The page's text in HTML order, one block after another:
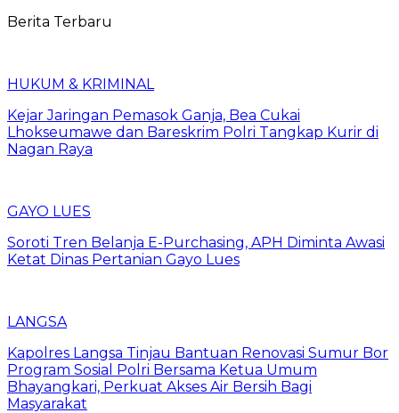
Berita Terbaru
HUKUM & KRIMINAL
Kejar Jaringan Pemasok Ganja, Bea Cukai
Lhokseumawe dan Bareskrim Polri Tangkap Kurir di
Nagan Raya
GAYO LUES
Soroti Tren Belanja E-Purchasing, APH Diminta Awasi
Ketat Dinas Pertanian Gayo Lues
LANGSA
Kapolres Langsa Tinjau Bantuan Renovasi Sumur Bor
Program Sosial Polri Bersama Ketua Umum
Bhayangkari, Perkuat Akses Air Bersih Bagi
Masyarakat